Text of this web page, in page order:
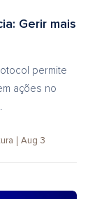
Gerir mais
permite
ações no
Aug 3